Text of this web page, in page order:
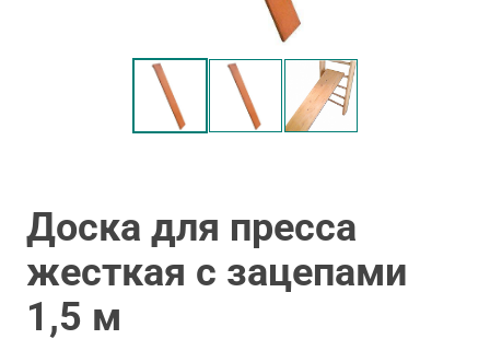
Доска для пресса
жесткая с зацепами
1,5 м